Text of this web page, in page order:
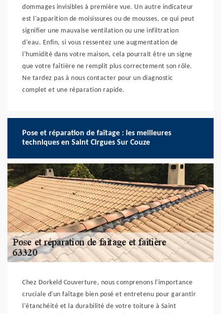
dommages invisibles à première vue. Un autre indicateur
est l'apparition de moisissures ou de mousses, ce qui peut
signifier une mauvaise ventilation ou une infiltration
d'eau. Enfin, si vous ressentez une augmentation de
l'humidité dans votre maison, cela pourrait être un signe
que votre faîtière ne remplit plus correctement son rôle.
Ne tardez pas à nous contacter pour un diagnostic
complet et une réparation rapide.
Pose et réparation de faîtage : les meilleures
techniques en Saint Cirgues Sur Couze
Chez Dorkeld Couverture, nous comprenons l'importance
cruciale d'un faîtage bien posé et entretenu pour garantir
l'étanchéité et la durabilité de votre toiture à Saint